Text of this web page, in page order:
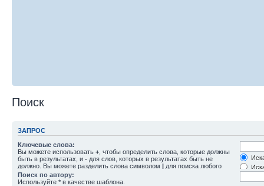
Поиск
ЗАПРОС
Ключевые слова:
Вы можете использовать + , чтобы определить слова, которые должны
быть в результатах, и - для слов, которых в результатах быть не
должно. Вы можете разделить слова символом | для поиска любого
слова из списка. Используйте
совпадения.
Поиск по автору:
Используйте * в качестве шаблона.